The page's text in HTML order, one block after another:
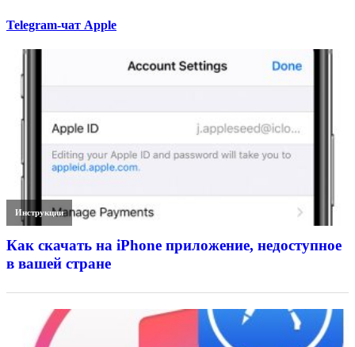
Telegram-чат Apple
Инструкции
Как скачать на iPhone приложение, недоступное
в вашей стране